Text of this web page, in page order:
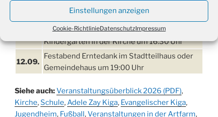
Einstellungen anzeigen
Cookie-RichtlinieDatenschutzImpressum
Gemeindehaus um 20:00 Uhr
Erntedankgottesdienst mit dem
Kindergarten in der Kirche um 16:30 Uhr
12.09.
Festabend Erntedank im Stadtteilhaus oder
Gemeindehaus um 19:00 Uhr
13.09.
Stadtteilhaus um 14:00 Uhr
19.09.
Schlagerabend im Stadtteilhaus
Siehe auch:Veranstaltungsüberblick 2026 (PDF),
Kirche, Schule,Adele Zay Kiga, Evangelischer Kiga,
Jugendheim, Fußball,Veranstaltungen in der Artfarm,